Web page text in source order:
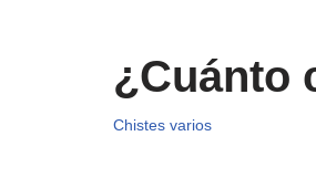
¿Cuánto
Chistes varios